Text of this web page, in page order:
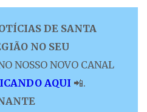
DE SANTA
NO SEU
NOSSO NOVO CANAL
AQUI 📲.